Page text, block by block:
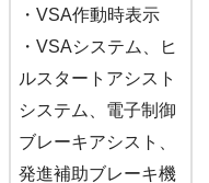
・VSA作動時表示
・VSAシステム、ヒ
ルスタートアシスト
システム、電子制御
ブレーキアシスト、
発進補助ブレーキ機